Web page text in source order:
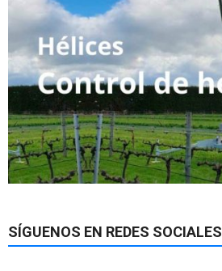
SÍGUENOS EN REDES SOCIALES